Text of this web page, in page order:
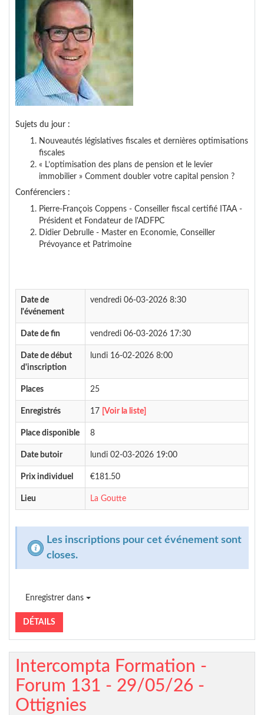
Sujets du jour :
Nouveautés législatives fiscales et dernières optimisations
fiscales
« L’optimisation des plans de pension et le levier
immobilier » Comment doubler votre capital pension ?
Conférenciers :
Pierre-François Coppens - Conseiller fiscal certifié ITAA -
Président et Fondateur de l'ADFPC
Didier Debrulle - Master en Economie, Conseiller
Prévoyance et Patrimoine
Date de
l'événement
vendredi 06-03-2026 8:30
Date de fin vendredi 06-03-2026 17:30
Date de début
d'inscription
lundi 16-02-2026 8:00
Places 25
Enregistrés 17 [Voir la liste]
Place disponible 8
Date butoir lundi 02-03-2026 19:00
Prix individuel €181.50
Lieu La Goutte
Les inscriptions pour cet événement sont
closes.
Enregistrer dans
DÉTAILS
Intercompta Formation -
Forum 131 - 29/05/26 -
Ottignies